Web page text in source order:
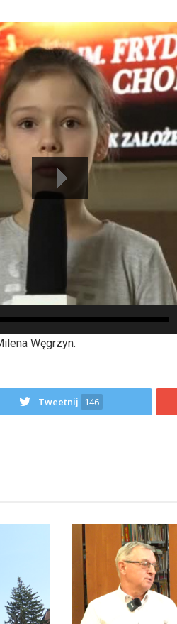
Węgrzyn.
Tweetnij 146